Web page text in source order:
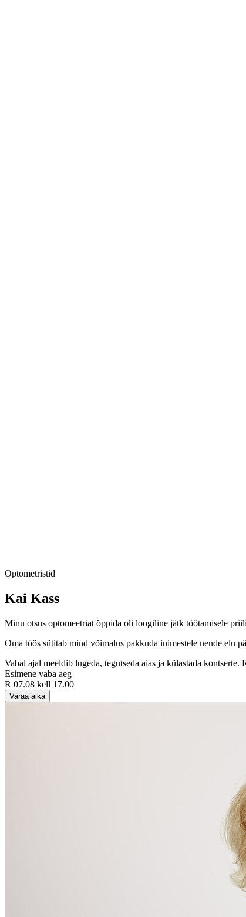
Optometristid
Kai Kass
Minu otsus optomeetriat õppida oli loogiline jätk töötamisele
Oma töös sütitab mind võimalus pakkuda inimestele nende elu
Vabal ajal meeldib lugeda, tegutseda aias ja külastada kontserte.
Esimene vaba aeg
R 07.08 kell 17.00
Varaa aika